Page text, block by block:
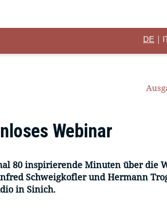
DE
Webinar
80 inspirierende Minuten über die
Schweigkofler und Hermann
in Sinich.